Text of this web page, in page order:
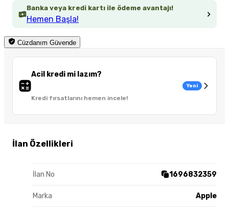
Banka veya kredi kartı ile ödeme avantajı!
Hemen Başla!
Cüzdanım Güvende
Acil kredi mi lazım?
Kredi fırsatlarını hemen incele!
Yeni
İlan Özellikleri
İlan No 1696832359
Marka Apple